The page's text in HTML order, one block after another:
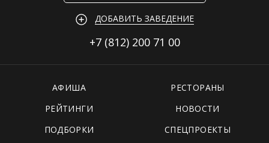
ДОБАВИТЬ ЗАВЕДЕНИЕ
+7 (812) 200 71 00
АФИША
РЕСТОРАНЫ
РЕЙТИНГИ
НОВОСТИ
ПОДБОРКИ
СПЕЦПРОЕКТЫ